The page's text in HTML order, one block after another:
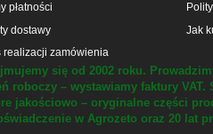
płatności
dostawy
realizacji zamówienia
Jak
się od 2002 roku.
roboczy – wystawiamy faktury VAT.
jakościowo – oryginalne części
w Agrozeto oraz 20 lat